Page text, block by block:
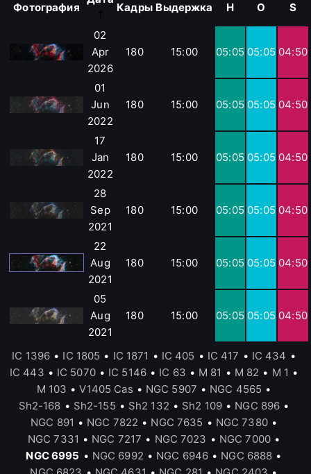
Фотография Кадры Выдержка H O S
02
Apr
2026
180 15:00 05:05 05:05 04:50
01
Jun
2022
180 15:00 05:05 05:05 04:50
17
Jan
2022
180 15:00 05:05 05:05 04:50
28
Sep
2021
180 15:00 05:05 05:05 04:50
22
Aug
2021
180 15:00 05:05 05:05 04:50
05
Aug
2021
180 15:00 05:05 05:05 04:50
IC 1396 • IC 1805 • IC 1871 • IC 405 • IC 417 • IC 434 •
IC 443 • IC 5070 • IC 5146 • IC 63 • M 81 • M 82 • M 1 •
M 103 • V1405 Cas • NGC 5907 • NGC 4565 •
Sh2-168 • Sh2-155 • Sh2 132 • Sh2 109 • NGC 896 •
NGC 891 • NGC 7822 • NGC 7635 • NGC 7380 •
NGC 7331 • NGC 7217 • NGC 7023 • NGC 7000 •
NGC 6995 • NGC 6992 • NGC 6946 • NGC 6888 •